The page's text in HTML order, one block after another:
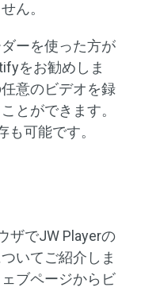
ん。
ーを使った方が
をお勧めしま
意のビデオを録
とができます。
も可能です。
ザでJW Playerの
いてご紹介しま
ブページからビ